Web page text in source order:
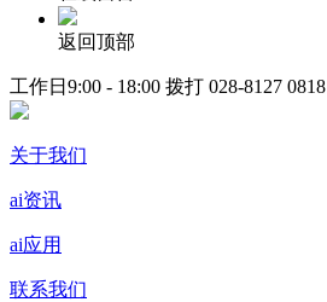
返回顶部
工作日9:00 - 18:00 拨打 028-8127 0818
关于我们
ai资讯
ai应用
联系我们